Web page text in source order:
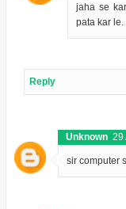
jaha se
pata kar le.
Reply
Unknown 29
sir computer